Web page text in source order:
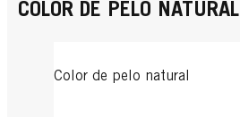
COLOR DE PELO NATURAL
Color de pelo natural